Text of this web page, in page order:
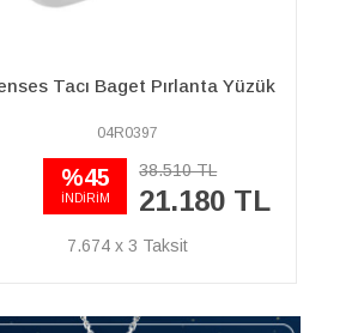
F Renk 0,60 Karat Pırlanta Yarım
Tur Yüzük
41R0024
%45
İNDİRİM
43.470 TL
23.910 TL
8.663 x 3